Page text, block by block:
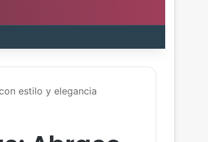
estilo y elegancia